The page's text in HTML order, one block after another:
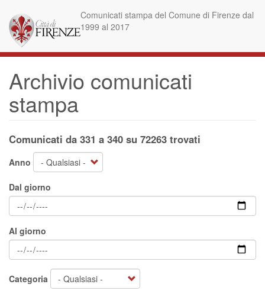
contenuto
principale
Comunicati stampa del Comune di Firenze dal
1999 al 2017
Archivio comunicati
stampa
Comunicati da 331 a 340 su 72263 trovati
Anno
Dal giorno
Al giorno
Categoria